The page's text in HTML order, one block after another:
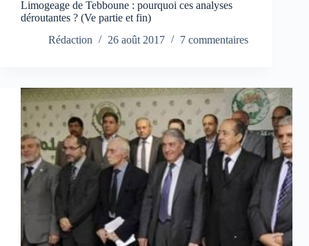
Limogeage de Tebboune : pourquoi ces analyses
déroutantes ? (Ve partie et fin)
Rédaction
26 août 2017 7 commentaires